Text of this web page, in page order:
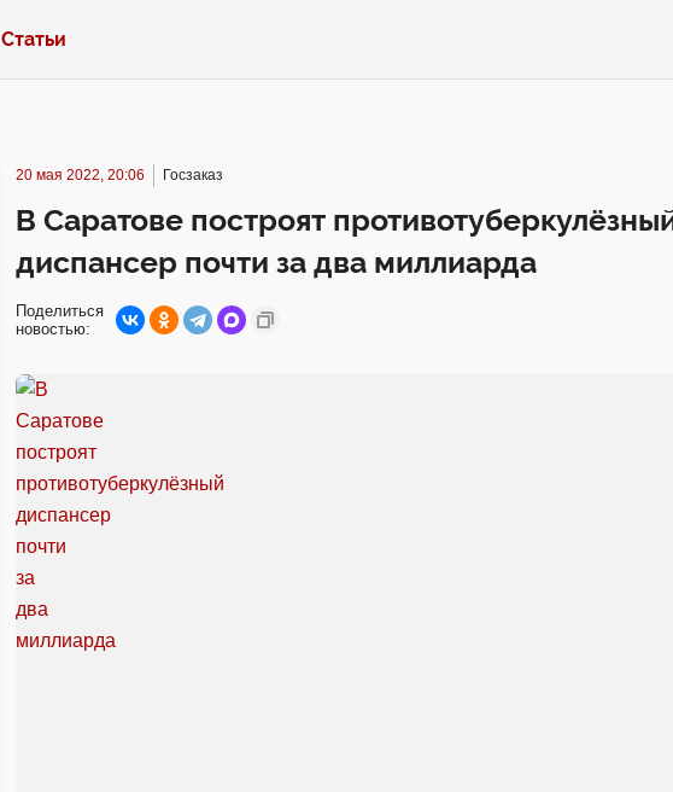
Статьи
20 мая 2022, 20:06 Госзаказ
В Саратове построят
диспансер почти за два миллиарда
Поделиться
новостью: